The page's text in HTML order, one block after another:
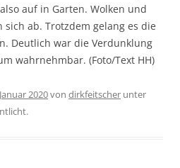
auf in Garten. Wolken und
sich ab. Trotzdem gelang es die
Deutlich war die Verdunklung
wahrnehmbar. (Foto/Text HH)
2020von dirkfeitscher unter